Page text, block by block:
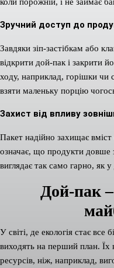
коли порожній, і не займає
Зручний доступ до
Завдяки зіп-застібкам або
відкрити дой-пак і закрити
ходу, наприклад, горішки чи
взяти маленьку порцію
Захист від впливу
Пакет надійно захищає вміст
означає, що продукти довше
виглядає так само гарно, як
Дой-пак
У світі, де екологія стає
виходять на перший план.
ресурсів, ніж, наприклад,